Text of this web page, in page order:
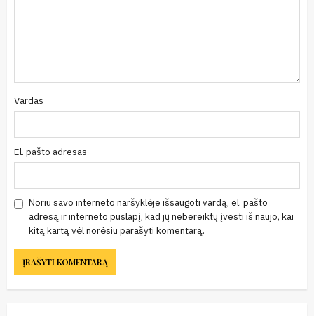
Vardas
El. pašto adresas
Noriu savo interneto naršyklėje išsaugoti vardą, el. pašto
adresą ir interneto puslapį, kad jų nebereiktų įvesti iš naujo, kai
kitą kartą vėl norėsiu parašyti komentarą.